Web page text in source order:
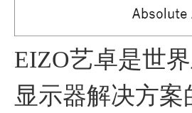
EIZO艺卓是世
显示器解决方案